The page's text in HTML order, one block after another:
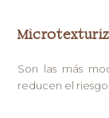
Son las más
reducen el riesgo